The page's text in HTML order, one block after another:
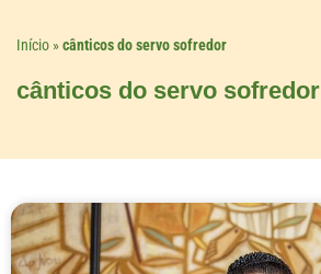
Início »cânticos do servo sofredor
cânticos do servo sofredor